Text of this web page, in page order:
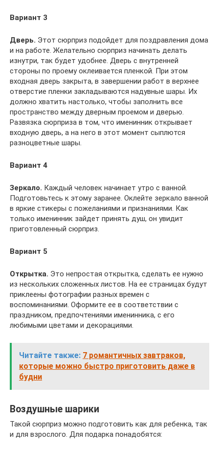
Вариант 3
Дверь. Этот сюрприз подойдет для поздравления дома
и на работе. Желательно сюрприз начинать делать
изнутри, так будет удобнее. Дверь с внутренней
стороны по проему оклеивается пленкой. При этом
входная дверь закрыта, в завершении работ в верхнее
отверстие пленки закладываются надувные шары. Их
должно хватить настолько, чтобы заполнить все
пространство между дверным проемом и дверью.
Развязка сюрприза в том, что именинник открывает
входную дверь, а на него в этот момент сыплются
разноцветные шары.
Вариант 4
Зеркало. Каждый человек начинает утро с ванной.
Подготовьтесь к этому заранее. Оклейте зеркало ванной
в яркие стикеры с пожеланиями и признаниями. Как
только именинник зайдет принять душ, он увидит
приготовленный сюрприз.
Вариант 5
Открытка. Это непростая открытка, сделать ее нужно
из нескольких сложенных листов. На ее страницах будут
приклеены фотографии разных времен с
воспоминаниями. Оформите ее в соответствии с
праздником, предпочтениями именинника, с его
любимыми цветами и декорациями.
Читайте также: 7 романтичных завтраков,
которые можно быстро приготовить даже в
будни
Воздушные шарики
Такой сюрприз можно подготовить как для ребенка, так
и для взрослого. Для подарка понадобятся: